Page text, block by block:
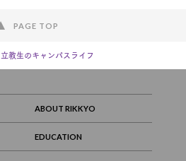
PAGE TOP
立教生のキャンパスライフ